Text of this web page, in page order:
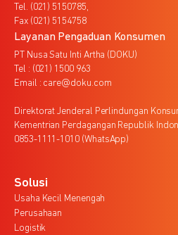
Tel. (021) 5150785,
Fax (021) 5154758
Layanan Pengaduan Konsumen
PT Nusa Satu Inti Artha (DOKU)
Tel : (021) 1500 963
Email : care@doku.com
Direktorat Jenderal Perlindungan
Kementrian Perdagangan Republik
0853-1111-1010 (WhatsApp)
Solusi
Usaha Kecil Menengah
Perusahaan
Logistik